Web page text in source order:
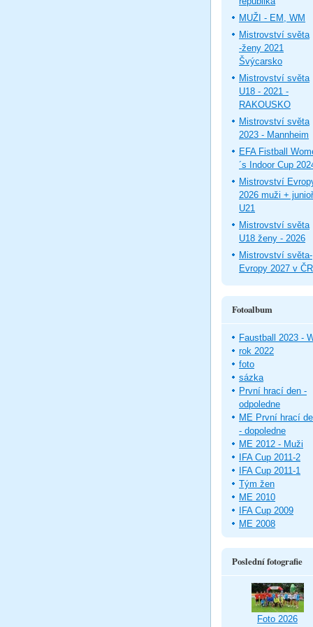
MUŽI - EM, WM
Mistrovství světa
-ženy 2021
Švýcarsko
Mistrovství světa
U18 - 2021 -
RAKOUSKO
Mistrovství světa
2023 - Mannheim
EFA Fistball
´s Indoor Cup
Mistrovství
2026 muži +
U21
Mistrovství světa
U18 ženy - 2026
Mistrovství světa-
Evropy 2027 v ČR
Fotoalbum
Faustball 2023 -
rok 2022
foto
sázka
První hrací den -
odpoledne
ME První hrací
- dopoledne
ME 2012 - Muži
IFA Cup 2011-2
IFA Cup 2011-1
Tým žen
ME 2010
IFA Cup 2009
ME 2008
Poslední fotografie
Foto 2026